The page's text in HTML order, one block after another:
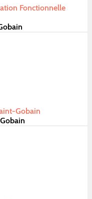
Fonctionnelle
Gobain